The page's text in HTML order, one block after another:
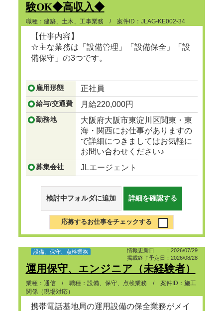
験OK◆高収入◆
職種：建築、土木、工事業務 / 案件ID：JLAG-KE002-34
【仕事内容】
☆主な業務は「設備管理」「設備保全」「設
備保守」の3つです。
...つづきを見る
雇用形態 正社員
給与/交通費 月給220,000円
勤務地
大阪府大阪市東淀川区関東・東
海・関西にお仕事がありますの
で詳細につきましてはお気軽に
お問い合わせください♪
募集会社 JLエージェント
検討中フォルダに追加 詳細を確認する
応募するお仕事をチェックする
情報更新日 ：2026/07/29
掲載終了予定日：2026/08/28
設備、保守、点検業務
運用保守、エンジニア（未経験者）
業種：通信 / 職種：設備、保守、点検業務 / 案件ID：施工
関係（現場対応）
携帯電話基地局の運用設備の保全業務がメイ